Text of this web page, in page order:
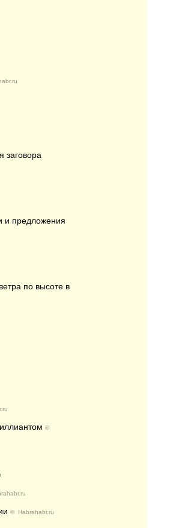
заговора
и предложения
по высоте в
©
© Habrahabr.ru